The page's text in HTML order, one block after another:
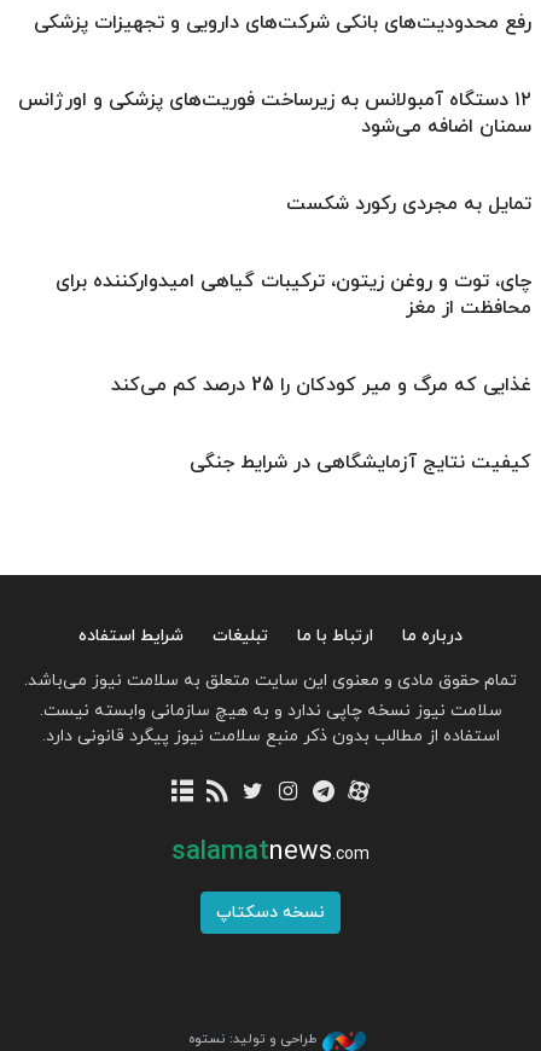
رفع محدودیت‌های بانکی شرکت‌های دارویی و تجهیزات پزشکی
۱۲ دستگاه آمبولانس به زیرساخت‌ فوریت‌های پزشکی و اورژانس
سمنان اضافه می‌شود
تمایل به مجردی رکورد شکست
چای، توت و روغن زیتون، ترکیبات گیاهی امیدوارکننده برای
محافظت از مغز
غذایی که مرگ و میر کودکان را 25 درصد کم می‌کند
کیفیت نتایج آزمایشگاهی در شرایط جنگی
درباره ما ارتباط با ما تبلیغات
شرایط استفاده
تمام حقوق مادی و معنوی این سایت متعلق به سلامت نیوز می‌باشد.
سلامت نیوز نسخه چاپی ندارد و به هیچ سازمانی وابسته نیست.
استفاده از مطالب بدون ذکر منبع سلامت نیوز پیگرد قانونی دارد.
salamatnews.com
نسخه دسکتاپ
طراحی و تولید: نستوه